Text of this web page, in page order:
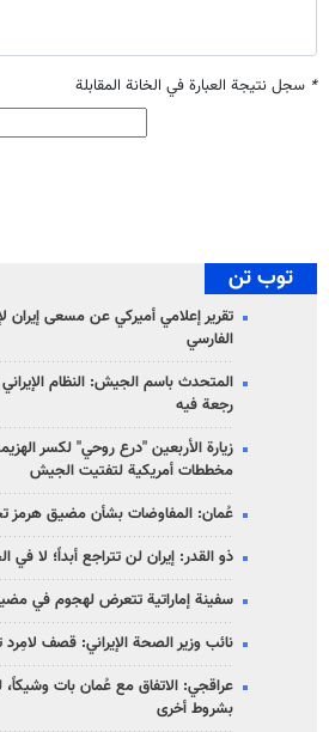
* سجل نتيجة العبارة في الخانة المقابلة
توب تن
تقرير إعلامي أميركي عن مسعى إيران
الفارسي
المتحدث باسم الجيش: النظام
رجعة فيه
زيارة الأربعين "درع روحي" لكسر
مخططات أمريكية لتفتيت الجيش
عُمان: المفاوضات بشأن مضيق هرمز
ذو القدر: إيران لن تتراجع أبداً؛ لا
سفينة إماراتية تتعرض لهجوم في
نائب وزير الصحة الإيراني: قصف لامِرد
عراقجي: الاتفاق مع عُمان بات
بشروط أخرى